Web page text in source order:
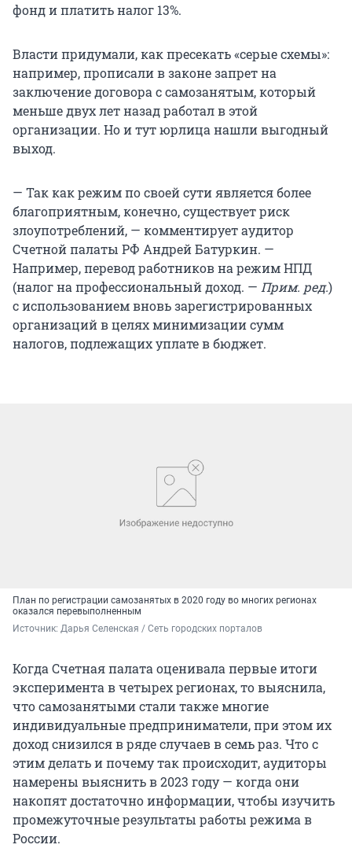
фонд и платить налог 13%.
Власти придумали, как пресекать «серые схемы»:
например, прописали в законе запрет на
заключение договора с самозанятым, который
меньше двух лет назад работал в этой
организации. Но и тут юрлица нашли выгодный
выход.
— Так как режим по своей сути является более
благоприятным, конечно, существует риск
злоупотреблений, — комментирует аудитор
Счетной палаты РФ Андрей Батуркин. —
Например, перевод работников на режим НПД
(налог на профессиональный доход. — Прим. ред.)
с использованием вновь зарегистрированных
организаций в целях минимизации сумм
налогов, подлежащих уплате в бюджет.
План по регистрации самозанятых в 2020 году во многих регионах
оказался перевыполненным
Источник: Дарья Селенская / Сеть городских порталов
Когда Счетная палата оценивала первые итоги
эксперимента в четырех регионах, то выяснила,
что самозанятыми стали также многие
индивидуальные предприниматели, при этом их
доход снизился в ряде случаев в семь раз. Что с
этим делать и почему так происходит, аудиторы
намерены выяснить в 2023 году — когда они
накопят достаточно информации, чтобы изучить
промежуточные результаты работы режима в
России.